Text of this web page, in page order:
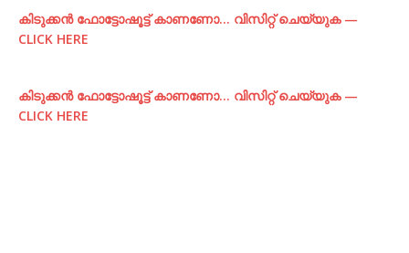
കിടുക്കന്‍ ഫോട്ടോഷൂട്ട്‌ കാണണോ… വിസിറ്റ് ചെയ്യുക —
CLICK HERE
കിടുക്കന്‍ ഫോട്ടോഷൂട്ട്‌ കാണണോ… വിസിറ്റ് ചെയ്യുക —
CLICK HERE